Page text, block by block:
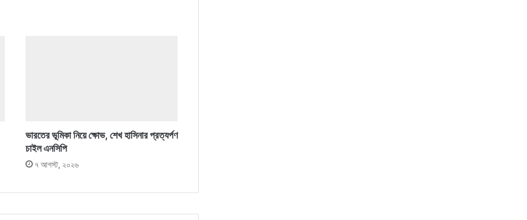
ভারতের ভূমিকা নিয়ে ক্ষোভ, শেখ হাসিনার প্রত্যর্পণ
চাইল এনসিপি
৭ আগস্ট, ২০২৬